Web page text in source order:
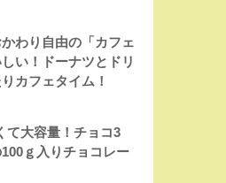
かわり自由の「カフェ
い！ドーナツとドリ
カフェタイム！
て大容量！チョコ3
ｇ入りチョコレー